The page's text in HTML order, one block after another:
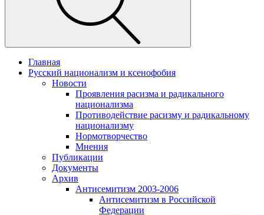
Главная
Русский национализм и ксенофобия
Новости
Проявления расизма и радикального
национализма
Противодействие расизму и радикальному
национализму
Нормотворчество
Мнения
Публикации
Документы
Архив
Антисемитизм 2003-2006
Антисемитизм в Российской
Федерации